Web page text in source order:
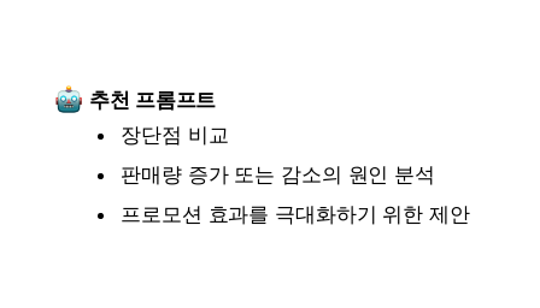
추천 프롬프트
장단점 비교
판매량 증가 또는 감소의 원인 분석
프로모션 효과를 극대화하기 위한 제안